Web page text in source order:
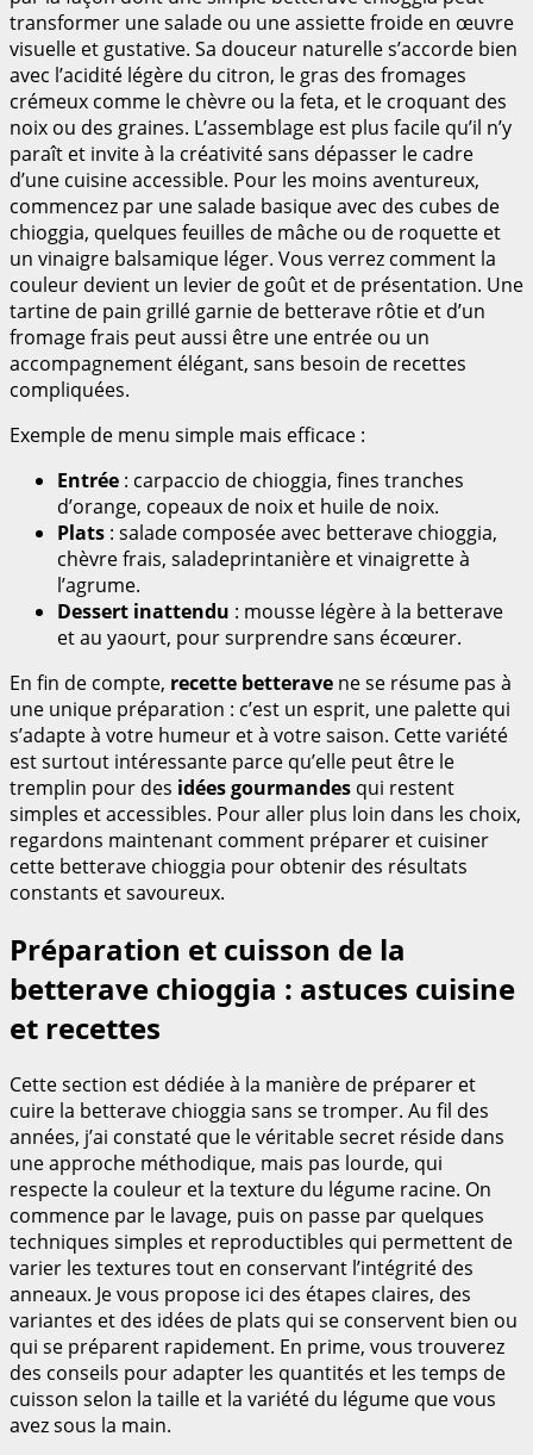
transformer une salade ou une assiette froide en œuvre
visuelle et gustative. Sa douceur naturelle s’accorde bien
avec l’acidité légère du citron, le gras des fromages
crémeux comme le chèvre ou la feta, et le croquant des
noix ou des graines. L’assemblage est plus facile qu’il n’y
paraît et invite à la créativité sans dépasser le cadre
d’une cuisine accessible. Pour les moins aventureux,
commencez par une salade basique avec des cubes de
chioggia, quelques feuilles de mâche ou de roquette et
un vinaigre balsamique léger. Vous verrez comment la
couleur devient un levier de goût et de présentation. Une
tartine de pain grillé garnie de betterave rôtie et d’un
fromage frais peut aussi être une entrée ou un
accompagnement élégant, sans besoin de recettes
compliquées.
Exemple de menu simple mais efficace :
Entrée : carpaccio de chioggia, fines tranches
d’orange, copeaux de noix et huile de noix.
Plats : salade composée avec betterave chioggia,
chèvre frais, saladeprintanière et vinaigrette à
l’agrume.
Dessert inattendu : mousse légère à la betterave
et au yaourt, pour surprendre sans écœurer.
En fin de compte, recette betterave ne se résume pas à
une unique préparation : c’est un esprit, une palette qui
s’adapte à votre humeur et à votre saison. Cette variété
est surtout intéressante parce qu’elle peut être le
tremplin pour des idées gourmandes qui restent
simples et accessibles. Pour aller plus loin dans les choix,
regardons maintenant comment préparer et cuisiner
cette betterave chioggia pour obtenir des résultats
constants et savoureux.
Préparation et cuisson de la
betterave chioggia : astuces cuisine
et recettes
Cette section est dédiée à la manière de préparer et
cuire la betterave chioggia sans se tromper. Au fil des
années, j’ai constaté que le véritable secret réside dans
une approche méthodique, mais pas lourde, qui
respecte la couleur et la texture du légume racine. On
commence par le lavage, puis on passe par quelques
techniques simples et reproductibles qui permettent de
varier les textures tout en conservant l’intégrité des
anneaux. Je vous propose ici des étapes claires, des
variantes et des idées de plats qui se conservent bien ou
qui se préparent rapidement. En prime, vous trouverez
des conseils pour adapter les quantités et les temps de
cuisson selon la taille et la variété du légume que vous
avez sous la main.